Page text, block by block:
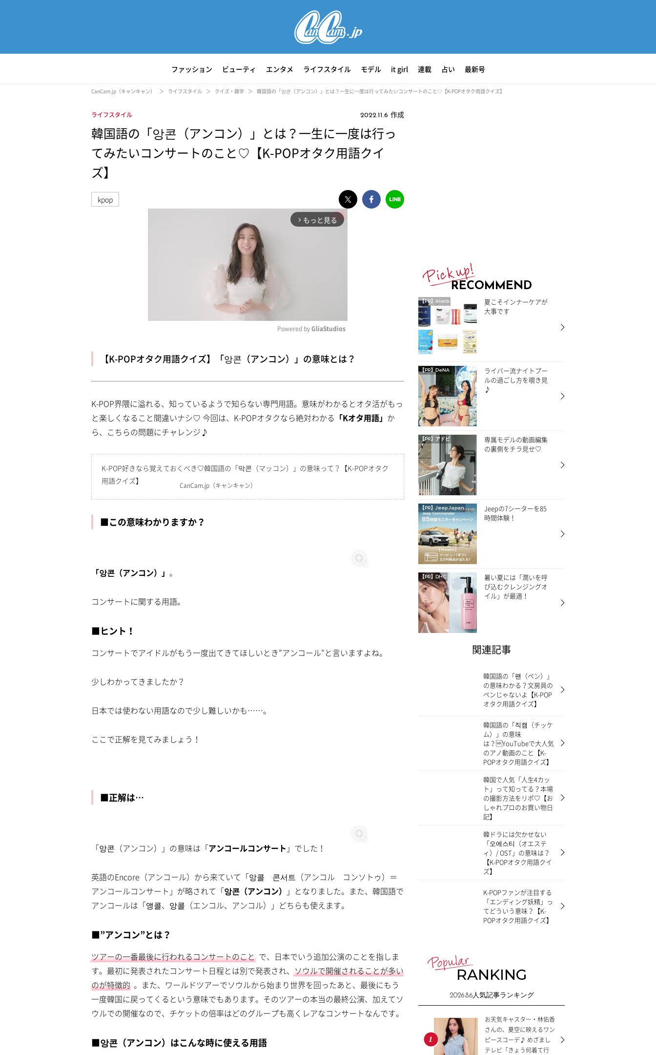
ファッション ビューティ エンタメ ライフスタイル モデル it girl 連載 占い 最新号
CanCam.jp（キャンキャン） ライフスタイル クイズ・雑学 韓国語の「앙콘（アンコン）」とは？一生に一度は行ってみたいコンサートのこと♡【K-POPオタク用語クイズ】
ライフスタイル 2022.11.6 作成
韓国語の「앙콘（アンコン）」とは？一生に一度は行っ
てみたいコンサートのこと♡【K-POPオタク用語クイ
ズ】
kpop
arrow_forward_ios もっと見る
M
t
Powered by GliaStudios
【K-POPオタク用語クイズ】「앙콘（アンコン）」の意味とは？
K-POP界隈に溢れる、知っているようで知らない専門用語。意味がわかるとオタ活がもっ
と楽しくなること間違いナシ♡ 今回は、K-POPオタクなら絶対わかる 「Kオタ用語」 か
ら、こちらの問題にチャレンジ♪
K-POP好きなら覚えておくべき♡韓国語の「막콘（マッコン）」の意味って？【K-POPオタク
用語クイズ】
CanCam.jp （キャンキャン）
■この意味わかりますか？
「앙콘（アンコン）」 。
コンサートに関する用語。
■ヒント！
コンサートでアイドルがもう一度出てきてほしいとき”アンコール”と言いますよね。
少しわかってきましたか？
日本では使わない用語なので少し難しいかも……。
ここで正解を見てみましょう！
■正解は…
「앙콘（アンコン）」の意味は「アンコールコンサート 」でした！
英語のEncore（アンコール）から来ていて「앙콜 콘서트（アンコル コンソトゥ）＝
アンコールコンサート」が略されて「앙콘（アンコン） 」となりました。また、韓国語で
アンコールは「앵콜、앙콜（エンコル、アンコル）」どちらも使えます。
■”アンコン”とは？
ツアーの一番最後に行われるコンサートのこと で、日本でいう追加公演のことを指しま
す。最初に発表されたコンサート日程とは別で発表され、 ソウルで開催されることが多い
のが特徴的 。また、ワールドツアーでソウルから始まり世界を回ったあと、最後にもう
一度韓国に戻ってくるという意味でもあります。そのツアーの本当の最終公演、加えてソ
ウルでの開催なので、チケットの倍率はどのグループも高くレアなコンサートなんです。
■앙콘（アンコン）はこんな時に使える用語
RECOMMEND
【PR】iHerb
夏こそインナーケアが
大事です
【PR】DeNA
ライバー流ナイトプー
ルの過ごし方を覗き見
♪
【PR】アドビ
専属モデルの動画編集
の裏側をチラ見せ♡
【PR】 Jeep Japan
Jeepの7シーターを85
時間体験！
【PR】DHC
暑い夏には「潤いを呼
び込むクレンジングオ
イル」が最適！
関連記事
韓国語の「팬（ペン）」
の意味わかる？文房具の
ペンじゃないよ【K-POP
オタク用語クイズ】
韓国語の「직캠（チッケ
ム）」の意味
は？YouTubeで大人気
のアノ動画のこと【K-
POPオタク用語クイズ】
韓国で人気「人生4カッ
ト」って知ってる？本場
の撮影方法をリポ♡【お
しゃれプロのお買い物日
記】
韓ドラには欠かせない
「오에스티（オエステ
ィ）/ OST」の意味は？
【K-POPオタク用語クイ
ズ】
K-POPファンが注目する
「エンディング妖精」っ
てどういう意味？【K-
POPオタク用語クイズ】
RANKING
2026.8.6人気記事ランキング
お天気キャスター・林佑香
さんの、夏空に映えるワン
ピースコーデ♪ めざまし
テレビ「きょう何着て行